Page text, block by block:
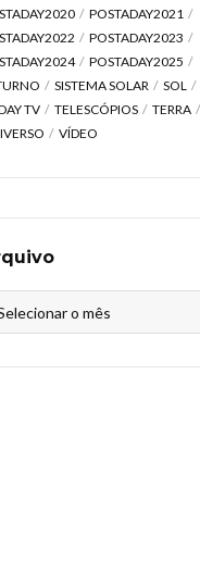
POSTADAY2021
POSTADAY2023
POSTADAY2025
SISTEMA SOLAR SOL
TV
TELESCÓPIOS
TERRA
VÍDEO